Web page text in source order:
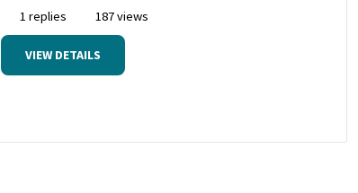
1 replies
187 views
VIEW DETAILS